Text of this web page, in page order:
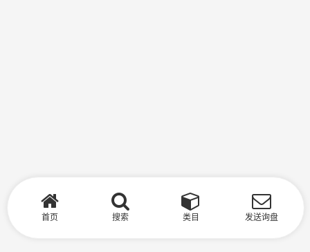
首页 搜索 类目 发送询盘